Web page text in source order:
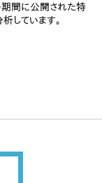
間に公開された特
しています。